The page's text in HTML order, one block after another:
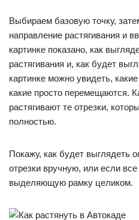
Выбираем базовую точку,
направление растягивания и
картинке показано, как
растягивания и, как будет
картинке можно увидеть,
какие просто перемещаются.
растягивают те отрезки,
полностью.
Покажу, как будет выглядеть
отрезки вручную, или если
выделяющую рамку целиком.